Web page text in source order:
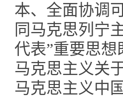
本、全面协调
同马克思列宁
代表”重要思
马克思主义关
马克思主义中